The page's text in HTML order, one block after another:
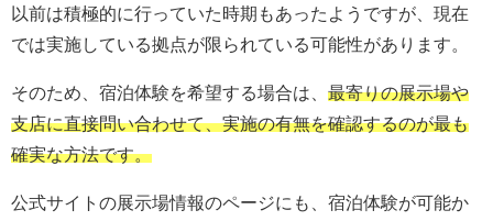
以前は積極的に行っていた時期もあったようですが、現在
では実施している拠点が限られている可能性があります。
そのため、宿泊体験を希望する場合は、 最寄りの展示場や
支店に直接問い合わせて、実施の有無を確認するのが最も
確実な方法です。
公式サイトの展示場情報のページにも、宿泊体験が可能か